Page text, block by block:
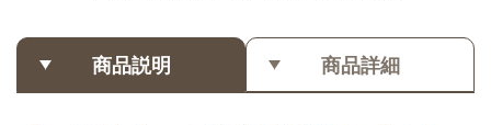
商品説明 商品詳細